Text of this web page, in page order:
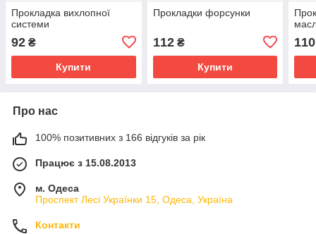
Прокладка вихлопної
системи
92 ₴
Купити
Прокладки форсунки
112₴
Купити
110
Про нас
100% позитивних з 166 відгуків за рік
Працює з 15.08.2013
м. Одеса
Проспект Лесі Українки 15, Одеса, Україна
Контакти